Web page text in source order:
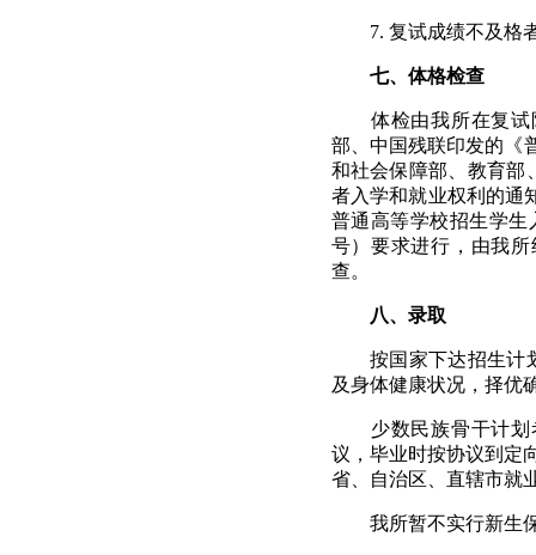
7. 复试成绩不及格
七、体格检查
体检由我所在复
部、中国残联印发的《
和社会保障部、教育部
者入学和就业权利的通
普通高等学校招生学
号）要求进行，由我
查。
八、录取
按国家下达招生计
及身体健康状况，择优
少数民族骨干计
议，毕业时按协议到定
省、自治区、直辖市就
我所暂不实行新生